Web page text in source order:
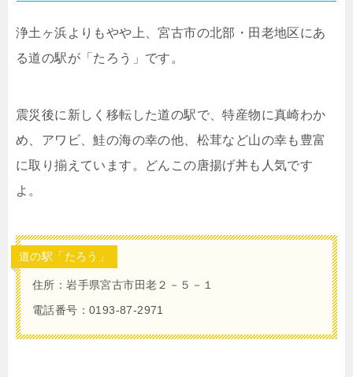
浄土ヶ浜よりもやや上、宮古市の北部・田老地区にあ
る道の駅が「たろう」です。
震災後に新しく移転した道の駅で、特産物に真崎わか
め、アワビ、鮭の海の幸の他、松茸など山の幸も豊富
に取り揃えています。どんこの唐揚げ丼も人気です
よ。
道の駅「たろう」
住所：岩手県宮古市田老２－５－１
電話番号：0193-87-2971